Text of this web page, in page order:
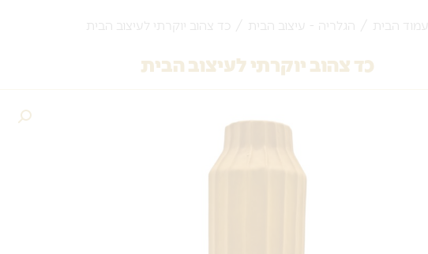
עמוד הבית / הגלריה - עיצוב הבית / כד צהוב יוקרתי לעיצוב הבית
כד צהוב יוקרתי לעיצוב הבית